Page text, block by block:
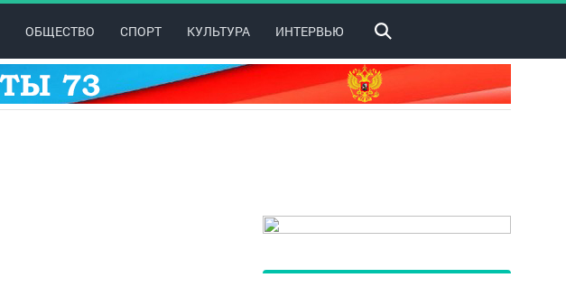
ОБЩЕСТВО СПОРТ КУЛЬТУРА ИНТЕРВЬЮ